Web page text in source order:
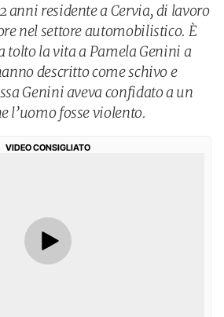
anni residente a Cervia, di lavoro
nel settore automobilistico. È
tolto la vita a Pamela Genini a
descritto come schivo e
Genini aveva confidato a un
l’uomo fosse violento.
VIDEO CONSIGLIATO